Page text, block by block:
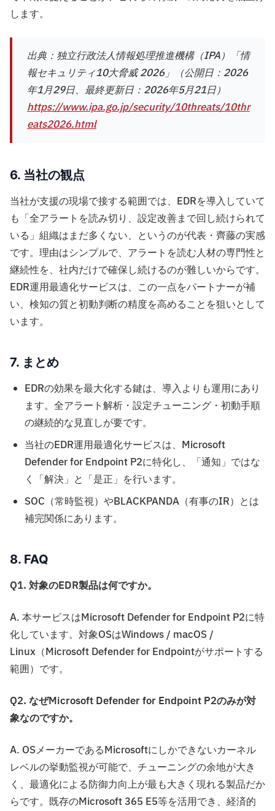
します。
出典：独立行政法人情報処理推進機構（IPA）「情
報セキュリティ10大脅威 2026」（公開日：2026
年1月29日、最終更新日：2026年5月21日）
https://www.ipa.go.jp/security/10threats/10thr
eats2026.html
6. 当社の観点
当社が支援の現場で接する範囲では、EDRを導入していて
も「全アラートを読み切り、設定改善まで回し続けられて
いる」組織はまだ多くない、というのが代表・齊藤の実感
です。理由はシンプルで、アラートを読む人材の専門性と
継続性を、社内だけで確保し続けるのが難しいからです。
EDR運用最適化サービスは、この一点をパートナーが補
い、検知の質と初動判断の精度を高めることを狙いとして
います。
7. まとめ
EDRの効果を最大化する鍵は、導入よりも運用にあり
ます。全アラート解析・設定チューニング・初動手順
の継続的な見直しが要です。
当社のEDR運用最適化サービスは、Microsoft
Defender for Endpoint P2に特化し、「通知」ではな
く「解決」と「是正」を行います。
SOC（常時監視）やBLACKPANDA（有事のIR）とは
補完関係にあります。
8. FAQ
Q1. 対象のEDR製品は何ですか。
A. 本サービスはMicrosoft Defender for Endpoint P2に特
化しています。対象OSはWindows / macOS /
Linux（Microsoft Defender for Endpointがサポートする
範囲）です。
Q2. なぜMicrosoft Defender for Endpoint P2のみが対
象なのですか。
A. OSメーカーであるMicrosoftにしかできないカーネル
レベルの挙動監視が可能で、チューニングの余地が大き
く、最適化による防御力向上が最も大きく現れる製品だか
らです。既存のMicrosoft 365 E5等を活用でき、経済的